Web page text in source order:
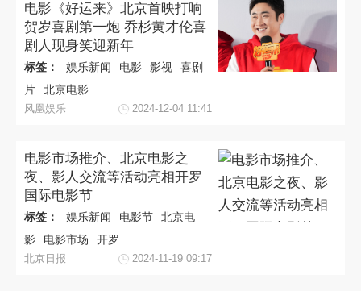
电影《好运来》北京首映打响
贺岁喜剧第一炮 乔杉黄才伦喜
剧人现身笑迎新年
标签： 娱乐新闻 电影 影视
喜剧
片
北京电影
凤凰娱乐 2024-12-04 11:41
电影市场推介、北京电影之
夜、影人交流等活动亮相开罗
国际电影节
标签： 娱乐新闻 电影节
北京电
影
电影市场 开罗
北京日报 2024-11-19 09:17